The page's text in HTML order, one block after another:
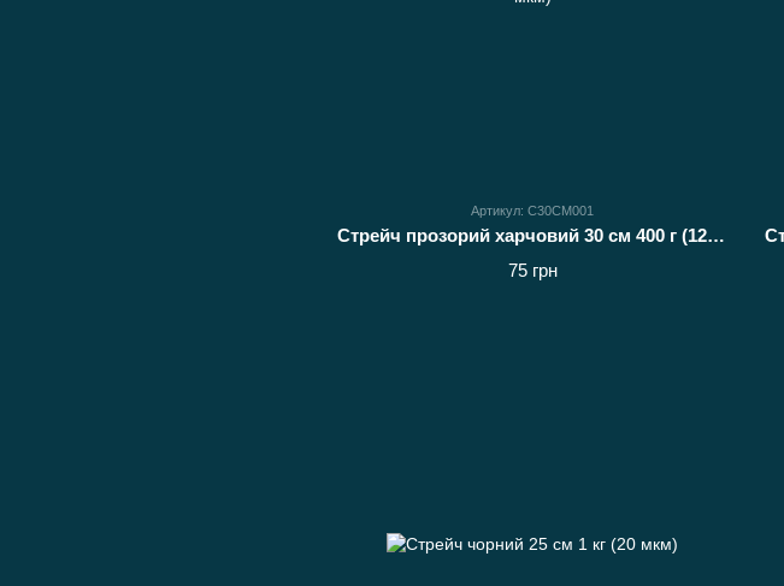
Артикул: С30СМ001
Стрейч прозорий харчовий 30 см 400 г (12 мкм)
75 грн